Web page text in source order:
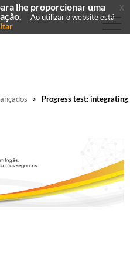
>
Progress test: integrating
lhe proporcionar uma
Ao utilizar o website está
x